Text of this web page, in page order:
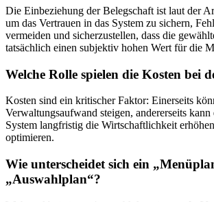
Die Einbeziehung der Belegschaft ist laut der
um das Vertrauen in das System zu sichern,
vermeiden und sicherzustellen, dass die
tatsächlich einen subjektiv hohen Wert für die
Welche Rolle spielen die Kosten bei
Kosten sind ein kritischer Faktor: Einerseits
Verwaltungsaufwand steigen, andererseits
System langfristig die Wirtschaftlichkeit
optimieren.
Wie unterscheidet sich ein
„Auswahlplan“?